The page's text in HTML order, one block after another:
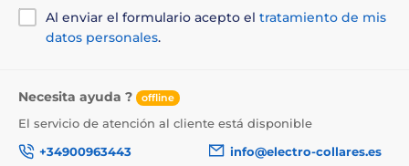
Al enviar el formulario acepto el tratamiento de mis
datos personales.
Necesita ayuda ? offline
El servicio de atención al cliente está disponible
+34900963443
info@electro-collares.es